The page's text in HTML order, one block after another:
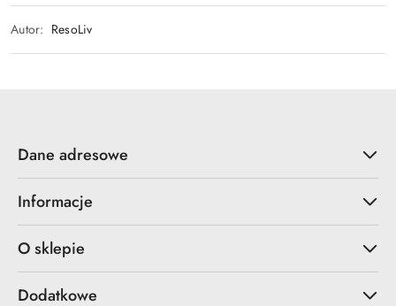
Autor: ResoLiv
Dane adresowe
Informacje
O sklepie
Dodatkowe